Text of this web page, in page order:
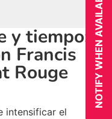
NOTIFY WHEN AVAILABLE
y tiempo:
Francis
Rouge
intensificar el